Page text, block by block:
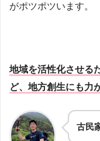
がポツポツいます。
地域を活性化させる
ど、地方創生にも力
古民